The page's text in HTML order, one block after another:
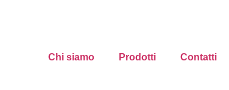
Chi siamo Prodotti Contatti